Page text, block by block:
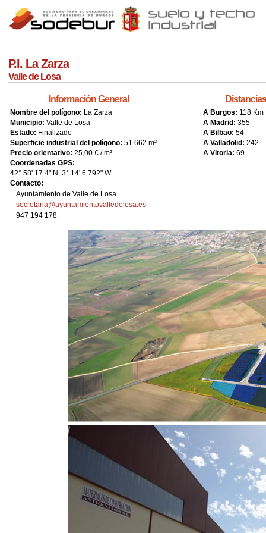
Jump to navigation
P.I. La Zarza
Valle de Losa
Información General
Nombre del polígono: La Zarza
Municipio: Valle de Losa
Estado: Finalizado
Superficie industrial del polígono: 51.662 m²
Precio orientativo: 25,00 € / m²
Coordenadas GPS:
42° 58' 17.4" N, 3° 14' 6.792" W
Contacto:
Ayuntamiento de Valle de Losa
secretaria@ayuntamientovalledelosa.es
947 194 178
Distancias
A Burgos: 118 Km
A Madrid: 355
A Bilbao: 54
A Valladolid: 242
A Vitoria: 69